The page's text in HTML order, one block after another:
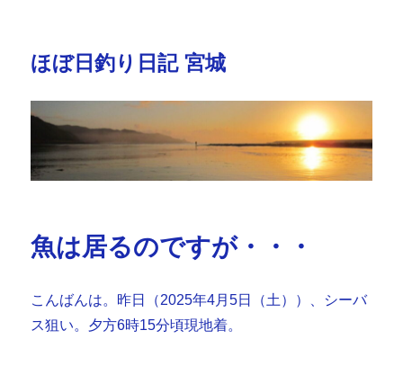
ほぼ日釣り日記 宮城
魚は居るのですが・・・
こんばんは。昨日（2025年4月5日（土））、シーバ
ス狙い。夕方6時15分頃現地着。